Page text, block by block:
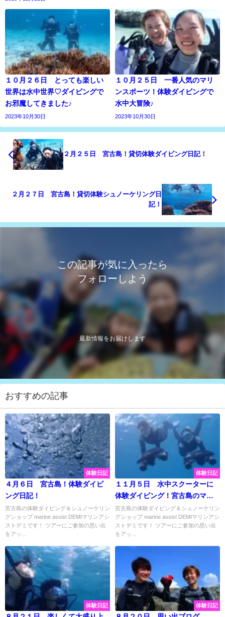
１０月２６日 とっても楽しい
世界は水中世界♡ダイビングで
お邪魔してきました♪
2023年10月30日
１０月２５日 一番人気のマリ
ンスポーツ！体験ダイビングで
水中大冒険♪
2023年10月30日
２月２５日 宮古島！貸切体験ダイビング日記！
２月２７日 宮古島！貸切体験シュノーケリング日
記！
この記事が気に入ったら
フォローしよう
最新情報をお届けします
おすすめの記事
体験日記
４月６日 宮古島！体験ダイビ
ング日記！
宮古島の体験ダイビング＆シュノーケリン
グショップ marine assist DEMIマリンアシ
ストデミです！ ツアーにご参加の思い出
をアッ...
体験日記
１１月５日 水中スクーターに
体験ダイビング！宮古島のマリ
ンスポーツ大満喫してきました
♡
宮古島の体験ダイビング＆シュノーケリン
グショップ marine assist DEMIマリンアシ
ストデミです！ ツアーにご参加の思い出
をアッ...
体験日記 体験日記